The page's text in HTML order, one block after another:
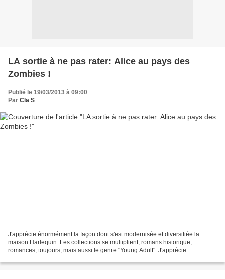
LA sortie à ne pas rater: Alice au pays des
Zombies !
Publié le 19/03/2013 à 09:00
Par Cla S
J'apprécie énormément la façon dont s'est modernisée et diversifiée la
maison Harlequin. Les collections se multiplient, romans historique,
romances, toujours, mais aussi le genre "Young Adult". J'apprécie